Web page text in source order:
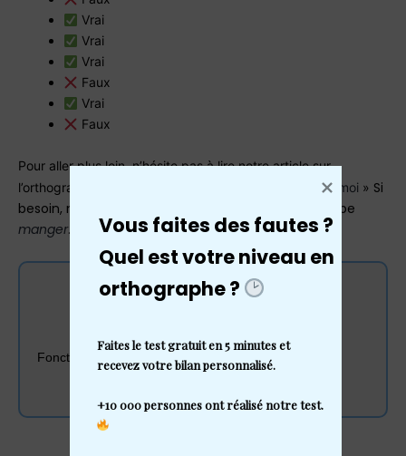
Vrai
Vrai
Vrai
Faux
Vrai
Faux
Pour aller plus loin, n’hésite pas à lire notre article sur
l’orthographe de «
au temps pour moi ou autant pour moi » Si
besoin, n’hésite pas à consulter la définition du verbe
manger.
L'écrit est votre meilleur atout.
Fonctionne avec vos outils favoris.
Faites le test gratuit en 5 minutes et
recevez votre bilan personnalisé.
+10 000 personnes ont réalisé notre test.
Vous faites des fautes ?
Quel est votre niveau en
orthographe ?